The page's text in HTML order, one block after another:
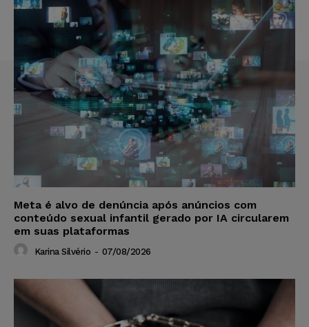
Meta é alvo de denúncia após anúncios com
conteúdo sexual infantil gerado por IA circularem
em suas plataformas
Karina Silvério - 07/08/2026